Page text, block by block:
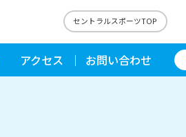
セントラルスポーツTOP
アクセス お問い合わせ